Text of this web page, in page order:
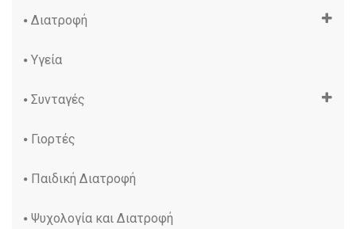
Διατροφή
Υγεία
Συνταγές
Γιορτές
Παιδική Διατροφή
Ψυχολογία και Διατροφή